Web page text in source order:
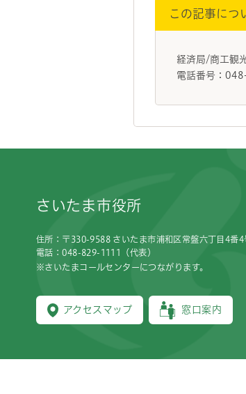
この記事につ
経済局/商工観
電話番号：
さいたま市役所
住所：〒330-9588 さいたま市浦和区常盤六丁目4番4
電話：048-829-1111（代表）
※さいたまコールセンターにつながります。
アクセスマップ 窓口案内